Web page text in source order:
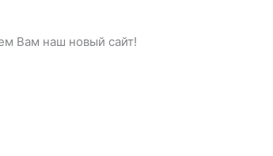
Вам наш новый сайт!